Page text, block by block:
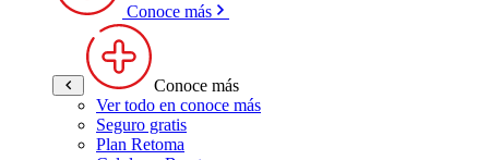
Conoce más
Conoce más
Ver todo en conoce más
Seguro gratis
Plan Retoma